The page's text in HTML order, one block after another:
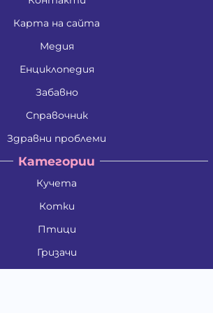
Карта на сайта
Медия
Енциклопедия
Забавно
Справочник
Здравни проблеми
Категории
Кучета
Котки
Птици
Гризачи